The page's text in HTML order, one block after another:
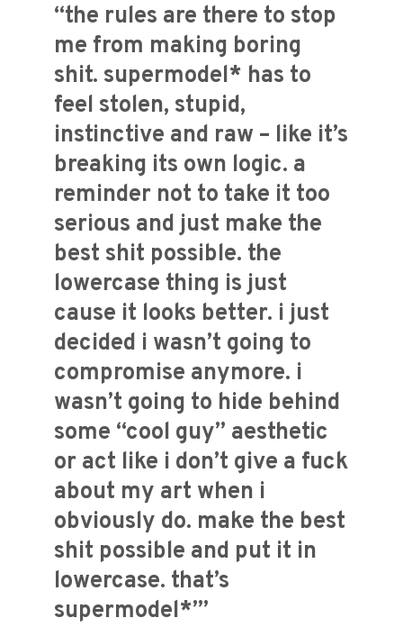
“the rules are there to stop
me from making boring
shit. supermodel* has to
feel stolen, stupid,
instinctive and raw – like it’s
breaking its own logic. a
reminder not to take it too
serious and just make the
best shit possible. the
lowercase thing is just
cause it looks better. i just
decided i wasn’t going to
compromise anymore. i
wasn’t going to hide behind
some “cool guy” aesthetic
or act like i don’t give a fuck
about my art when i
obviously do. make the best
shit possible and put it in
lowercase. that’s
supermodel*’”